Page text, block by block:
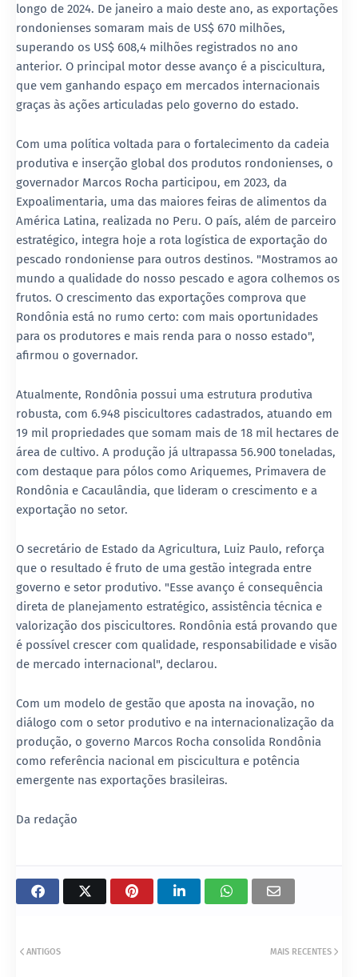
longo de 2024. De janeiro a maio deste ano, as exportações
rondonienses somaram mais de US$ 670 milhões,
superando os US$ 608,4 milhões registrados no ano
anterior. O principal motor desse avanço é a piscicultura,
que vem ganhando espaço em mercados internacionais
graças às ações articuladas pelo governo do estado.
Com uma política voltada para o fortalecimento da cadeia
produtiva e inserção global dos produtos rondonienses, o
governador Marcos Rocha participou, em 2023, da
Expoalimentaria, uma das maiores feiras de alimentos da
América Latina, realizada no Peru. O país, além de parceiro
estratégico, integra hoje a rota logística de exportação do
pescado rondoniense para outros destinos. "Mostramos ao
mundo a qualidade do nosso pescado e agora colhemos os
frutos. O crescimento das exportações comprova que
Rondônia está no rumo certo: com mais oportunidades
para os produtores e mais renda para o nosso estado",
afirmou o governador.
Atualmente, Rondônia possui uma estrutura produtiva
robusta, com 6.948 piscicultores cadastrados, atuando em
19 mil propriedades que somam mais de 18 mil hectares de
área de cultivo. A produção já ultrapassa 56.900 toneladas,
com destaque para pólos como Ariquemes, Primavera de
Rondônia e Cacaulândia, que lideram o crescimento e a
exportação no setor.
O secretário de Estado da Agricultura, Luiz Paulo, reforça
que o resultado é fruto de uma gestão integrada entre
governo e setor produtivo. "Esse avanço é consequência
direta de planejamento estratégico, assistência técnica e
valorização dos piscicultores. Rondônia está provando que
é possível crescer com qualidade, responsabilidade e visão
de mercado internacional", declarou.
Com um modelo de gestão que aposta na inovação, no
diálogo com o setor produtivo e na internacionalização da
produção, o governo Marcos Rocha consolida Rondônia
como referência nacional em piscicultura e potência
emergente nas exportações brasileiras.
Da redação
MAIS RECENTES
ANTIGOS